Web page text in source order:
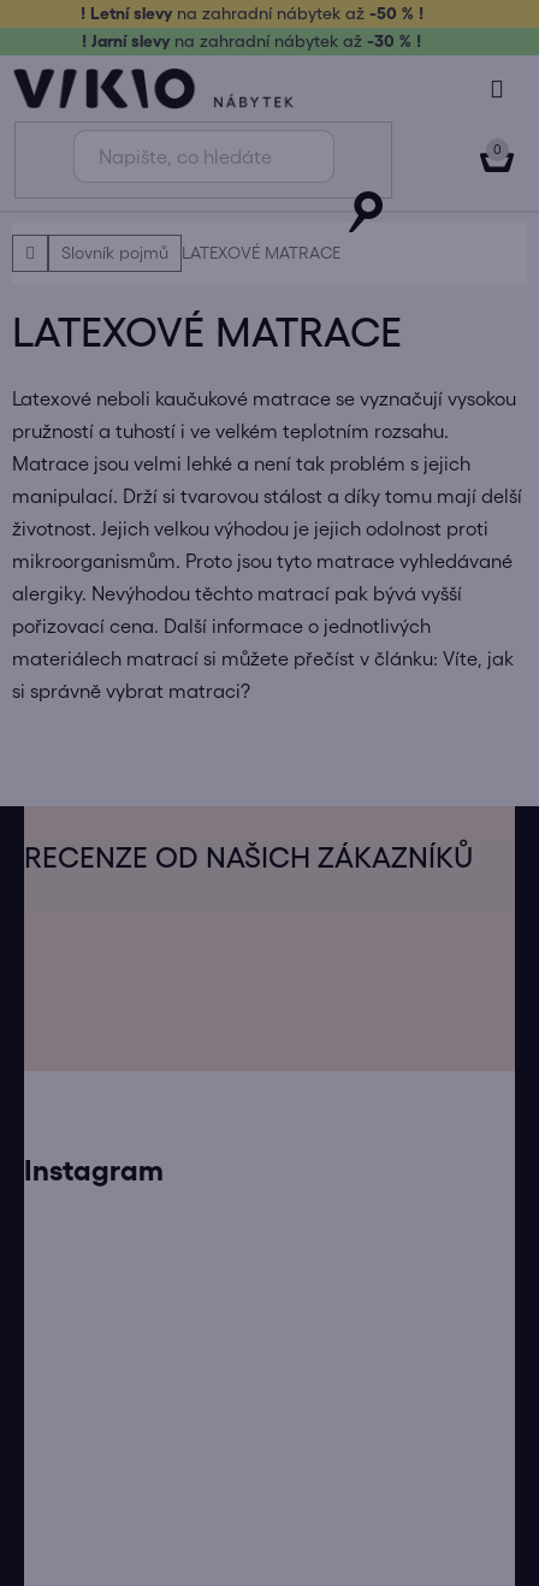
obsah
! Letní slevy na zahradní nábytek až-50 % !
! Jarní slevy na zahradní nábytek až -30 % !
DomůSlovník pojmů LATEXOVÉ MATRACE
LATEXOVÉ MATRACE
Latexové neboli kaučukové matrace se vyznačují vysokou
pružností a tuhostí i ve velkém teplotním rozsahu.
Matrace jsou velmi lehké a není tak problém s jejich
manipulací. Drží si tvarovou stálost a díky tomu mají delší
životnost. Jejich velkou výhodou je jejich odolnost proti
mikroorganismům. Proto jsou tyto matrace vyhledávané
alergiky. Nevýhodou těchto matrací pak bývá vyšší
pořizovací cena. Další informace o jednotlivých
materiálech matrací si můžete přečíst v článku: Víte, jak
si správně vybrat matraci?
RECENZE OD NAŠICH ZÁKAZNÍKŮ
Instagram